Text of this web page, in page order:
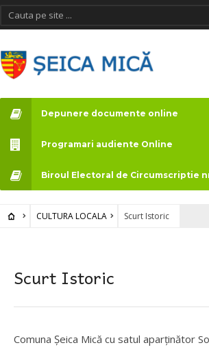
Depunere documente online
Programari audiente Online
Biroul Electoral de Circumscriptie
CULTURA LOCALA Scurt Istoric
Scurt Istoric
Comuna Şeica Mică cu satul aparţinător